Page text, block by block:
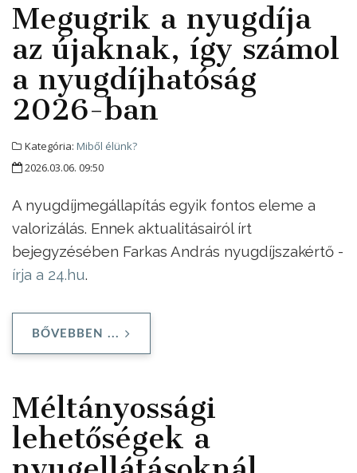
Megugrik a nyugdíja
az újaknak, így számol
a nyugdíjhatóság
2026-ban
Kategória: Miből élünk?
2026.03.06. 09:50
A nyugdíjmegállapítás egyik fontos eleme a
valorizálás. Ennek aktualitásairól írt
bejegyzésében Farkas András nyugdíjszakértő -
írja a 24.hu.
BŐVEBBEN ...
Méltányossági
lehetőségek a